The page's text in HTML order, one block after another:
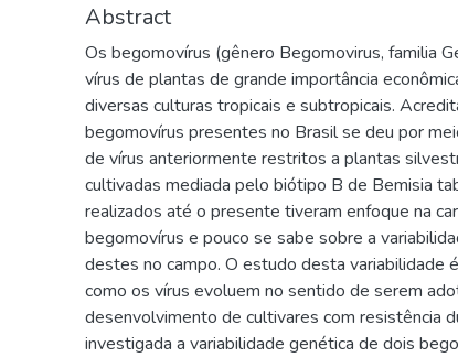
Abstract
Os begomovírus (gênero Begomovirus, familia
vírus de plantas de grande importância
diversas culturas tropicais e subtropicais.
begomovírus presentes no Brasil se deu por
de vírus anteriormente restritos a plantas
cultivadas mediada pelo biótipo B de Bemisia
realizados até o presente tiveram enfoque na
begomovírus e pouco se sabe sobre a
destes no campo. O estudo desta variabilidade
como os vírus evoluem no sentido de serem
desenvolvimento de cultivares com resistência
investigada a variabilidade genética de dois